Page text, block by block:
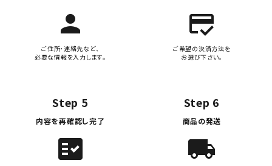
person
ご住所・連絡先など、
必要な情報を入力します。
credit_score
ご希望の決済方法を
お選び下さい。
Step 5
内容を再確認し完了
fact_check
Step 6
商品の発送
local_shipping